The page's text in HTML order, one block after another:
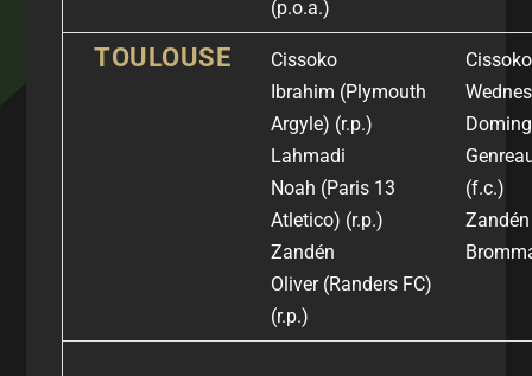
(p.o.a.)
TOULOUSE
Cissoko
Ibrahim (Plymouth
Argyle) (r.p.)
Lahmadi
Noah (Paris 13
Atletico) (r.p.)
Zandén
Oliver (Randers FC)
(r.p.)
(f.c.)